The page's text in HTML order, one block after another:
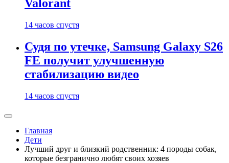
Valorant
14 часов спустя
Судя по утечке, Samsung Galaxy S26
FE получит улучшенную
стабилизацию видео
14 часов спустя
Главная
Дети
Лучший друг и близкий родственник: 4 породы собак,
которые безгранично любят своих хозяев